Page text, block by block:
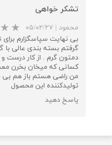
تشکر خواهی
محمود | ۰۵/۰۲/۲۷
بی نهایت سپاسگزارم برای
گرفتم بسته بندی عالی با
دمتون گرم . از کار درست
کسانی که میخان بخرن
من راضی هستم باز هم بی
تولیدکننده این محصول
پاسخ دهید